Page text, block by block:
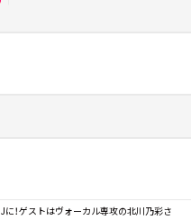
！ゲストはヴォーカル専攻の北川乃彩さ